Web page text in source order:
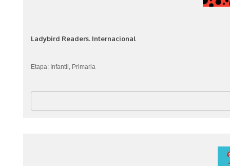
Ladybird Readers. Internacional
Etapa: Infantil, Primaria